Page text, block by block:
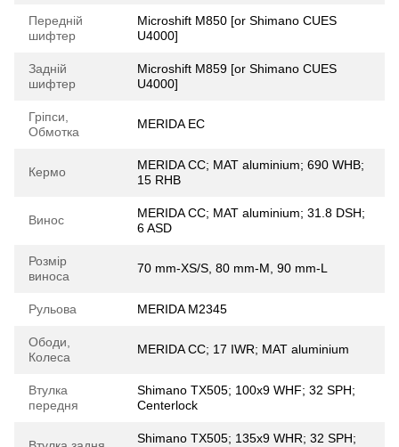
Передній
шифтер
Microshift M850 [or Shimano CUES
U4000]
Задній
шифтер
Microshift M859 [or Shimano CUES
U4000]
Гріпси,
Обмотка
MERIDA EC
Кермо
MERIDA CC; MAT aluminium; 690 WHB;
15 RHB
Винос
MERIDA CC; MAT aluminium; 31.8 DSH;
6 ASD
Розмір
виноса
70 mm-XS/S, 80 mm-M, 90 mm-L
Рульова MERIDA M2345
Ободи,
Колеса
MERIDA CC; 17 IWR; MAT aluminium
Втулка
передня
Shimano TX505; 100x9 WHF; 32 SPH;
Centerlock
Shimano TX505; 135x9 WHR; 32 SPH;